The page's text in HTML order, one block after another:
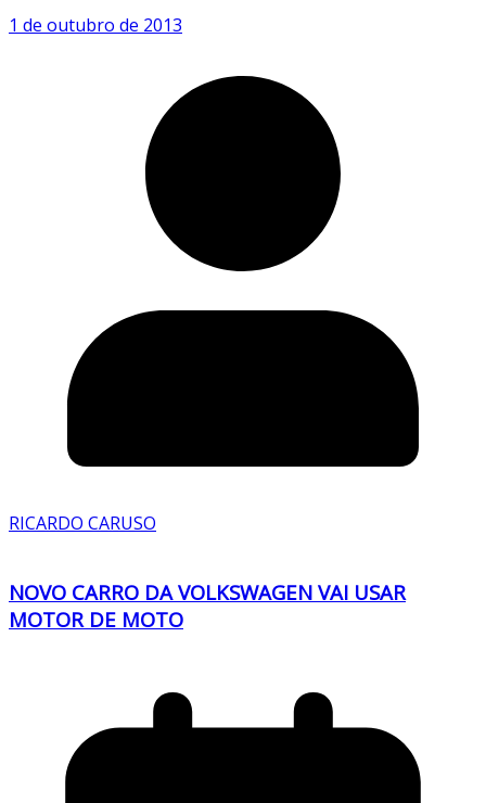
1 de outubro de 2013
RICARDO CARUSO
NOVO CARRO DA VOLKSWAGEN VAI USAR
MOTOR DE MOTO